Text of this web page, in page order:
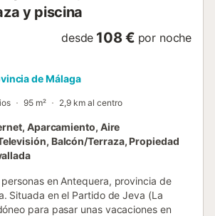
y piscina
desde 108 € por noche
de Málaga
95 m² 2,9 km al centro
Aparcamiento, Aire
Balcón/Terraza, Propiedad
en Antequera, provincia de
Situada en el Partido de Jeva (La
para pasar unas vacaciones en